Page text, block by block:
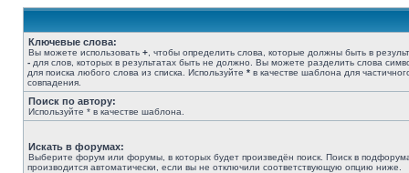
Ключевые слова:
Вы можете использовать + , чтобы определить слова, которые должны быть в
- для слов, которых в результатах быть не должно. Вы можете разделить слова
для поиска любого слова из списка. Используйте * в качестве шаблона для
совпадения.
Поиск по автору:
Используйте * в качестве шаблона.
Искать в форумах:
Выберите форум или форумы, в которых будет произведён поиск. Поиск в
производится автоматически, если вы не отключили соответствующую опцию ниже.